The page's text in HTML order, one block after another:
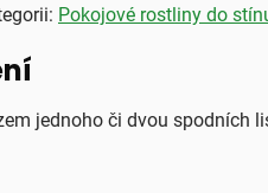
Pokojové rostliny do
jednoho či dvou spodních